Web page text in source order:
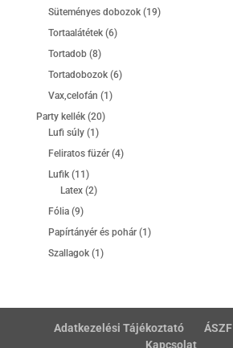
termék
Süteményes dobozok 1919
Tortaalátétek 66
Tortadob 88
termék
Tortadobozok 66
Vax,celofán 1 1
Party kellék 2020
Lufi súly 1 1
termék
Feliratos füzér 44
Lufik 11 11
termék
Latex 22
Fólia 99
termék
Papírtányér és pohár 1 1
Szallagok 1 1
Adatkezelési Tájékoztató ÁSZF
Kapcsolat